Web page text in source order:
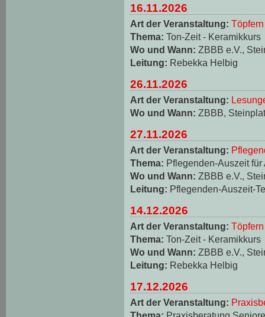
16.11.2026
Art der Veranstaltung: Töpfern
Thema: Ton-Zeit - Keramikkurs
Wo und Wann: ZBBB e.V.,
Leitung: Rebekka Helbig
26.11.2026
Art der Veranstaltung:
Wo und Wann: ZBBB,
27.11.2026
Art der Veranstaltung:
Thema: Pflegenden-Auszeit
Wo und Wann: ZBBB e.V.,
Leitung: Pflegenden-Auszeit-
14.12.2026
Art der Veranstaltung: Töpfern
Thema: Ton-Zeit - Keramikkurs
Wo und Wann: ZBBB e.V.,
Leitung: Rebekka Helbig
17.12.2026
Art der Veranstaltung: